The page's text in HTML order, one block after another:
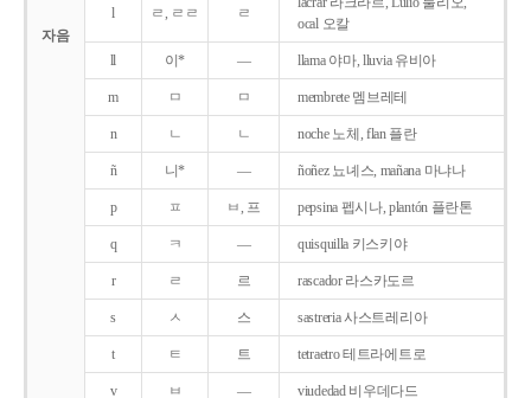
자음
l ㄹ, ㄹㄹ ㄹ
ocal 오칼
ll 이* ― llama 야마, lluvia 유비아
m ㅁ ㅁ membrete 멤브레테
n ㄴ ㄴ noche 노체, flan 플란
ñ 니* ― ñoñez 뇨녜스, mañana 마냐나
p ㅍ ㅂ, 프 pepsina 펩시나, plantón 플란톤
q ㅋ ― quisquilla 키스키야
r ㄹ 르 rascador 라스카도르
s ㅅ 스 sastreria 사스트레리아
t ㅌ 트 tetraetro 테트라에트로
v ㅂ ― viudedad 비우데다드